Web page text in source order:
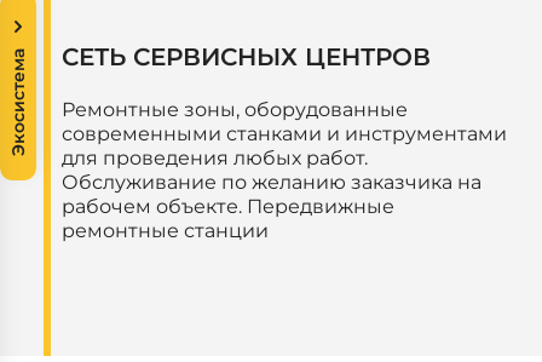
СЕТЬ СЕРВИСНЫХ ЦЕНТРОВ
Ремонтные зоны, оборудованные
современными станками и инструментами
для проведения любых работ.
Обслуживание по желанию заказчика на
рабочем объекте. Передвижные
ремонтные станции
Экосистема